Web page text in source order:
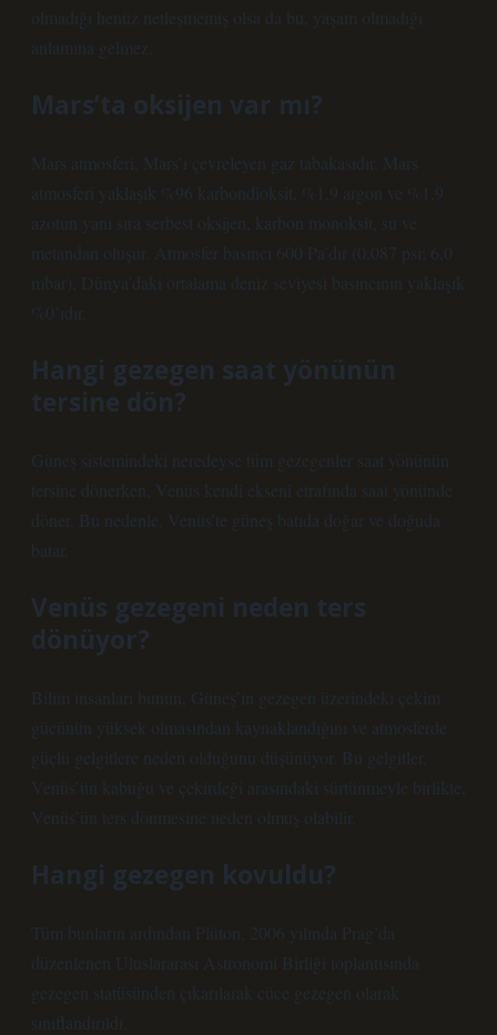
olmadığı henüz netleşmemiş olsa da bu, yaşam olmadığı
anlamına gelmez.
Mars’ta oksijen var mı?
Mars atmosferi, Mars’ı çevreleyen gaz tabakasıdır. Mars
atmosferi yaklaşık %96 karbondioksit, %1,9 argon ve %1,9
azotun yanı sıra serbest oksijen, karbon monoksit, su ve
metandan oluşur. Atmosfer basıncı 600 Pa’dır (0,087 psi; 6,0
mbar), Dünya’daki ortalama deniz seviyesi basıncının yaklaşık
%0’ıdır.
Hangi gezegen saat yönünün
tersine dön?
Güneş sistemindeki neredeyse tüm gezegenler saat yönünün
tersine dönerken, Venüs kendi ekseni etrafında saat yönünde
döner. Bu nedenle, Venüs’te güneş batıda doğar ve doğuda
batar.
Venüs gezegeni neden ters
dönüyor?
Bilim insanları bunun, Güneş’in gezegen üzerindeki çekim
gücünün yüksek olmasından kaynaklandığını ve atmosferde
güçlü gelgitlere neden olduğunu düşünüyor. Bu gelgitler,
Venüs’ün kabuğu ve çekirdeği arasındaki sürtünmeyle birlikte,
Venüs’ün ters dönmesine neden olmuş olabilir.
Hangi gezegen kovuldu?
Tüm bunların ardından Plüton, 2006 yılında Prag’da
düzenlenen Uluslararası Astronomi Birliği toplantısında
gezegen statüsünden çıkarılarak cüce gezegen olarak
sınıflandırıldı.